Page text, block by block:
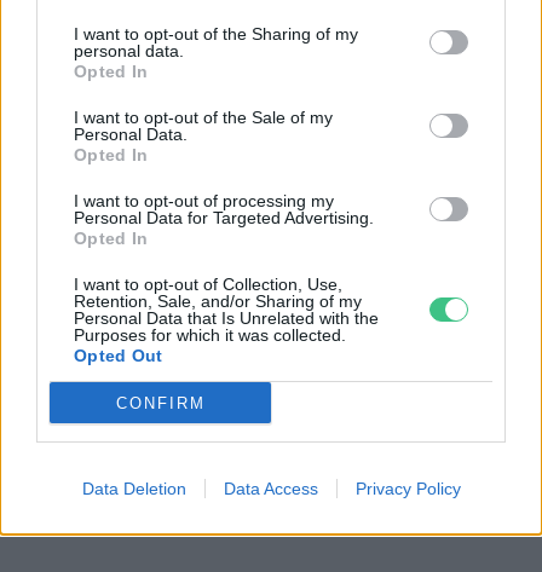
I want to opt-out of the Sharing of my
personal data.
Opted In
I want to opt-out of the Sale of my
Personal Data.
Opted In
I want to opt-out of processing my
Personal Data for Targeted Advertising.
Opted In
I want to opt-out of Collection, Use,
Retention, Sale, and/or Sharing of my
Personal Data that Is Unrelated with the
Purposes for which it was collected.
Opted Out
CONFIRM
Data Deletion Data Access Privacy Policy
Fővárosi Állatkert
Szedd magad őszibarack: itt vannak